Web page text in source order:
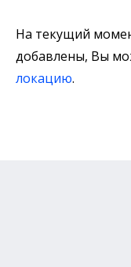
На текущий
добавлены, Вы
локацию.